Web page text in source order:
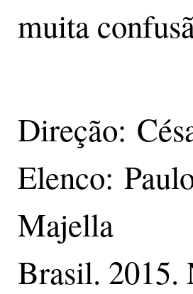
muita
Direção:
Elenco:
Majella
Brasil. 2015.